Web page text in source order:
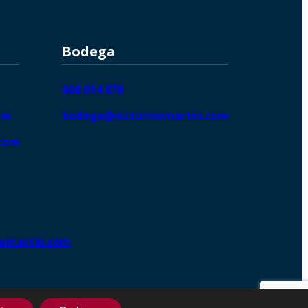
Bodega
608 014 878
bodega@victorinomartin.com
DigitalGrowthⓇ